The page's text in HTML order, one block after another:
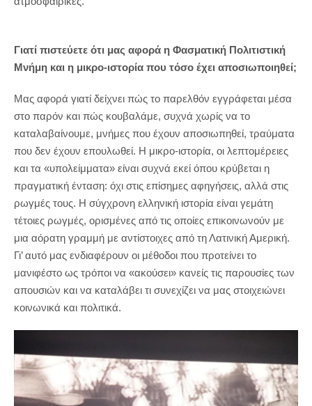
Γιατί πιστεύετε ότι μας αφορά η Φασματική Πολιτιστική
Μνήμη και η μικρο-ιστορία που τόσο έχει αποσιωποιηθεί;
Μας αφορά γιατί δείχνει πώς το παρελθόν εγγράφεται μέσα
στο παρόν και πώς κουβαλάμε, συχνά χωρίς να το
καταλαβαίνουμε, μνήμες που έχουν αποσιωπηθεί, τραύματα
που δεν έχουν επουλωθεί. Η μικρο-ιστορία, οι λεπτομέρειες
και τα «υπολείμματα» είναι συχνά εκεί όπου κρύβεται η
πραγματική ένταση: όχι στις επίσημες αφηγήσεις, αλλά στις
ρωγμές τους. Η σύγχρονη ελληνική ιστορία είναι γεμάτη
τέτοιες ρωγμές, ορισμένες από τις οποίες επικοινωνούν με
μια αόρατη γραμμή με αντίστοιχες από τη Λατινική Αμερική.
Γι’ αυτό μας ενδιαφέρουν οι μέθοδοι που προτείνει το
μανιφέστο ως τρόποι να «ακούσει» κανείς τις παρουσίες των
απουσιών και να καταλάβει τι συνεχίζει να μας στοιχειώνει
κοινωνικά και πολιτικά.